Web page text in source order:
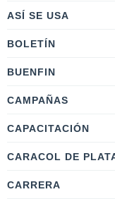
ASÍ SE USA
BOLETÍN
BUENFIN
CAMPAÑAS
CAPACITACIÓN
CARACOL DE
CARRERA